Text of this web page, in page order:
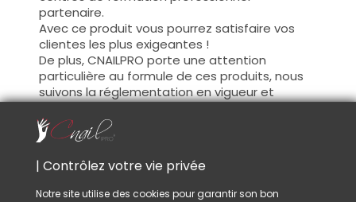
partenaire.
Avec ce produit vous pourrez satisfaire vos
clientes les plus exigeantes !
De plus, CNAILPRO porte une attention
particulière au formule de ces produits, nous
suivons la réglementation en vigueur et
garantissons la conformité de nos produits.
Ceci pour garantir une sécurité d'utilisation
optimale.
| Contrôlez votre vie privée
Notre site utilise des cookies pour garantir son bon